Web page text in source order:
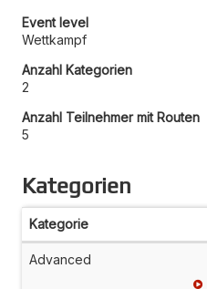
Event level
Wettkampf
Anzahl Kategorien
2
Anzahl Teilnehmer mit Routen
5
Kategorien
Kategorie
Advanced